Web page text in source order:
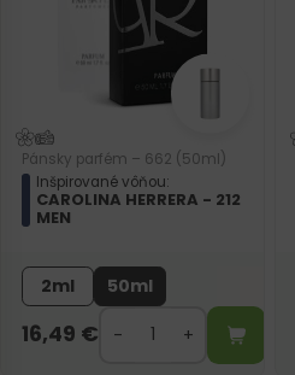
Pánsky parfém – 662 (50ml)
Inšpirované vôňou:
CAROLINA HERRERA - 212
MEN
2ml 50ml
16,49 €